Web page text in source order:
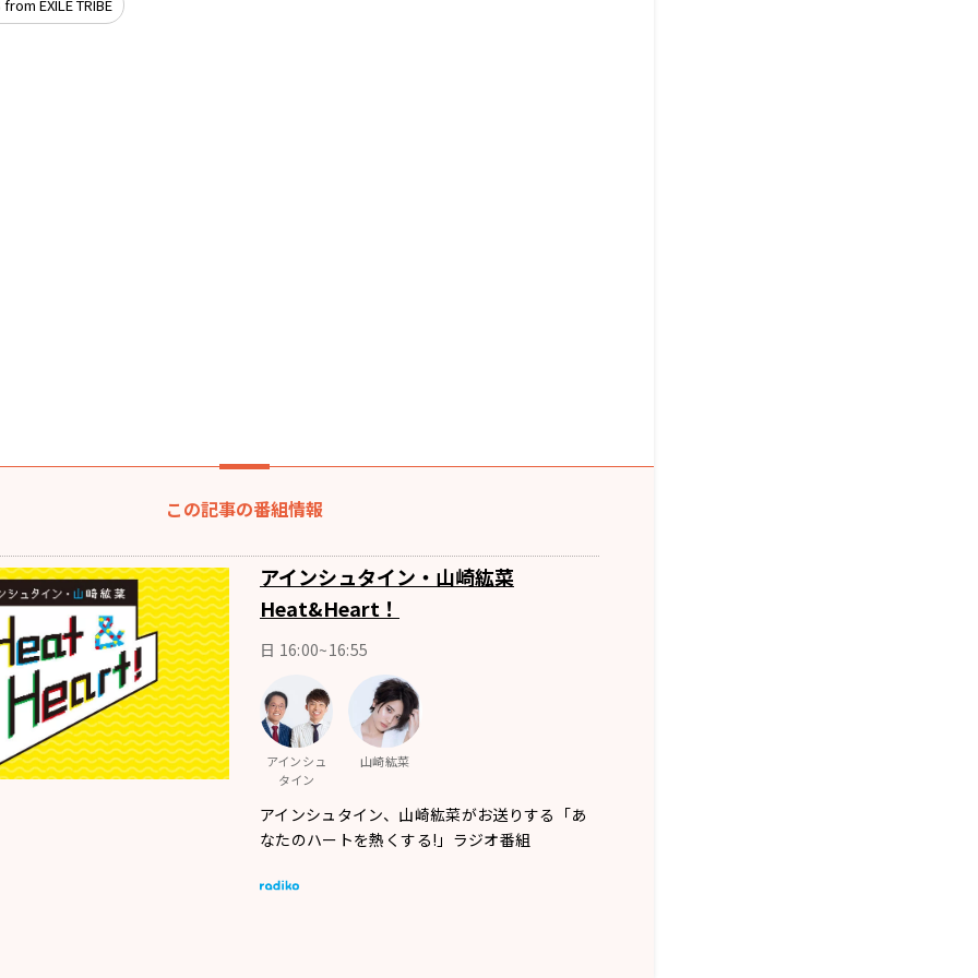
from EXILE TRIBE
この記事の番組情報
アインシュタイン・山崎紘菜
Heat&Heart！
日 16:00~16:55
アインシュ
タイン
山崎紘菜
アインシュタイン、山崎紘菜がお送りする「あ
なたのハートを熱くする!」ラジオ番組